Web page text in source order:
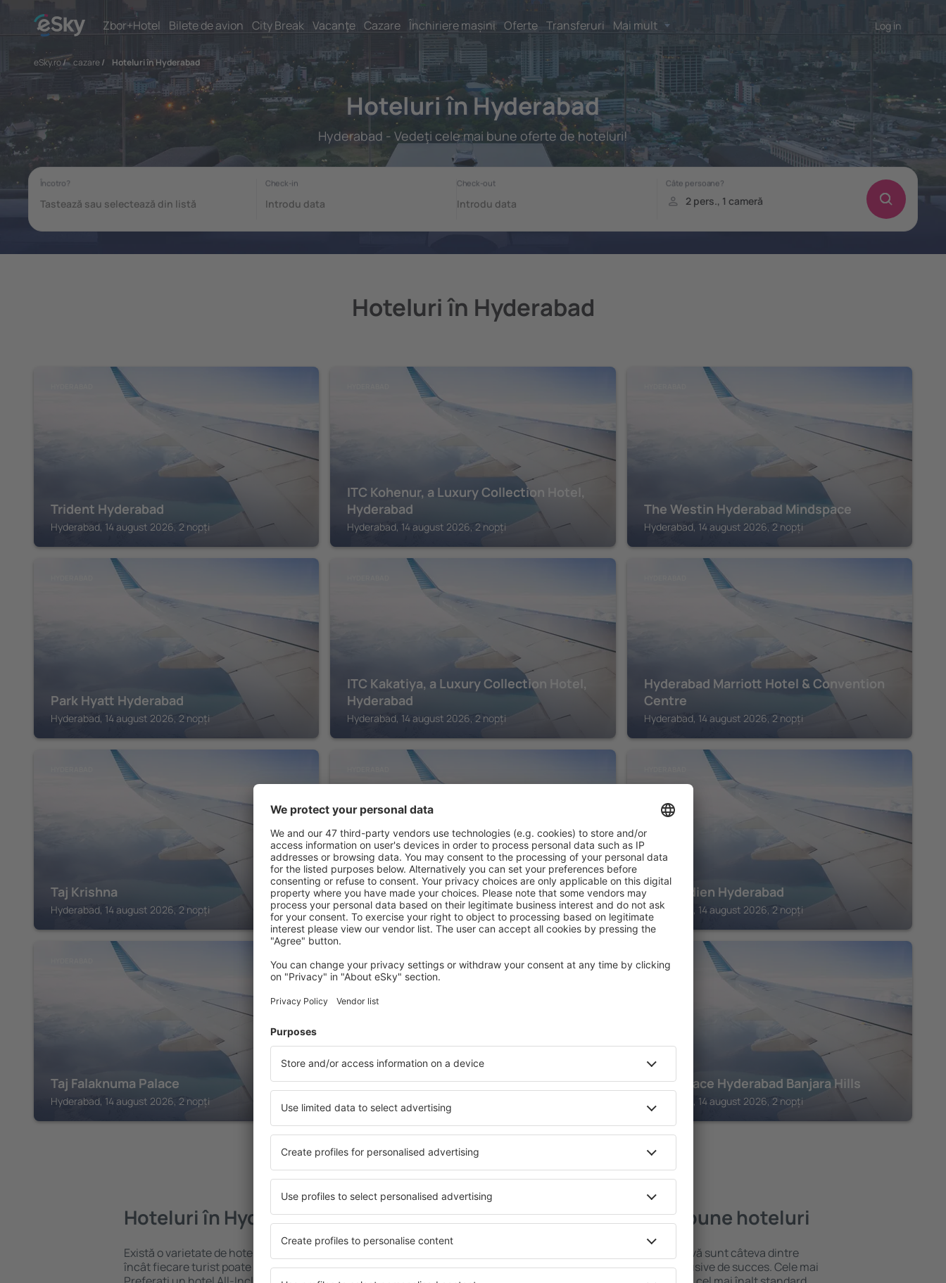
Zbor+Hotel Bilete de avion City Break Vacanţe Cazare Închiriere mașini Oferte Transferuri Mai mult Log in
eSky.ro/ cazare/ Hoteluri în Hyderabad
Hoteluri în Hyderabad
Hyderabad - Vedeţi cele mai bune oferte de hoteluri!
Hoteluri în Hyderabad
Trident Hyderabad
Hyderabad, 14 august 2026, 2 nopți
ITC Kohenur, a Luxury Collection Hotel,
Hyderabad
Hyderabad, 14 august 2026, 2 nopți
The Westin Hyderabad Mindspace
Hyderabad, 14 august 2026, 2 nopți
Park Hyatt Hyderabad
Hyderabad, 14 august 2026, 2 nopți
ITC Kakatiya, a Luxury Collection Hotel,
Hyderabad
Hyderabad, 14 august 2026, 2 nopți
Hyderabad Marriott Hotel & Convention
Centre
Hyderabad, 14 august 2026, 2 nopți
Taj Krishna
Hyderabad, 14 august 2026, 2 nopți
Golkonda Resorts & Spa
Hyderabad, 14 august 2026, 2 nopți
Le Meridien Hyderabad
Hyderabad, 14 august 2026, 2 nopți
Taj Falaknuma Palace
Hyderabad, 14 august 2026, 2 nopți
HYDERABAD
Taj Deccan
Hyderabad, 14 august 2026, 2 nopți
HYDERABAD
Hyatt Place Hyderabad Banjara Hills
Hyderabad, 14 august 2026, 2 nopți
Vedeți mai multe hoteluri în Hyderabad
Hoteluri în Hyderabad
Există o varietate de hoteluri disponibile în Hyderabad, astfel
încât fiecare turist poate găsi cazare potrivită nevoilor sale.
Hyderabad – cele mai bune hoteluri
O varietate de servicii și o locație atractivă sunt câteva dintre
elementele cheie ale unui hotel All-Inclusive de succes. Cele mai